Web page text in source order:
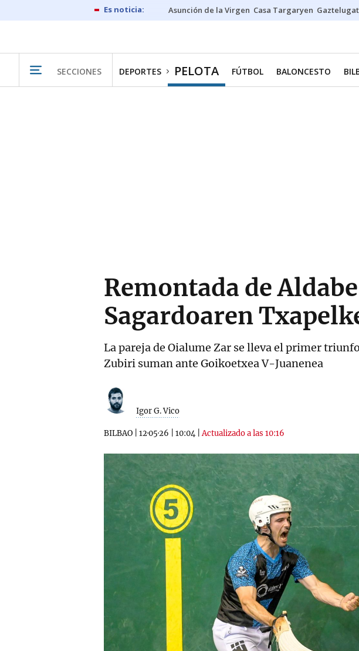
Asunción de la Virgen Casa Targaryen
SECCIONES DEPORTES PELOTA FÚTBOL BALONCESTO
Remontada de
Sagardoaren
La pareja de Oialume Zar se lleva el primer
Zubiri suman ante Goikoetxea V-Juanenea
Igor G. Vico
BILBAO 12·05·26 10:04 |Actualizado a las 10:16